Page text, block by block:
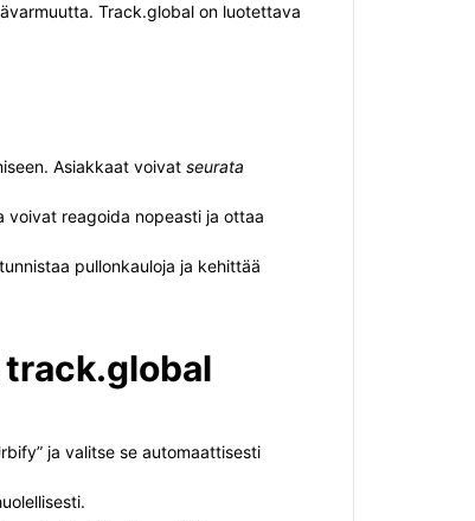
Track.global on luotettava
Asiakkaat voivat seurata
voivat reagoida nopeasti ja ottaa
pullonkauloja ja kehittää
ja valitse se automaattisesti